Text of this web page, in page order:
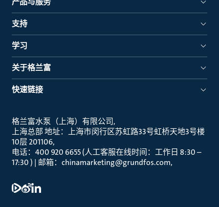
支持
学习
关于格兰富
快速链接
格兰富水泵（上海）有限公司
上海总部 地址：上海市闵行区苏虹路33号虹桥天地3号楼
10层 201106
电话：400 920 6655 (人工客服在线时间：工作日 8:30 –
17:30 ) | 邮箱：chinamarketing@grundfos.com